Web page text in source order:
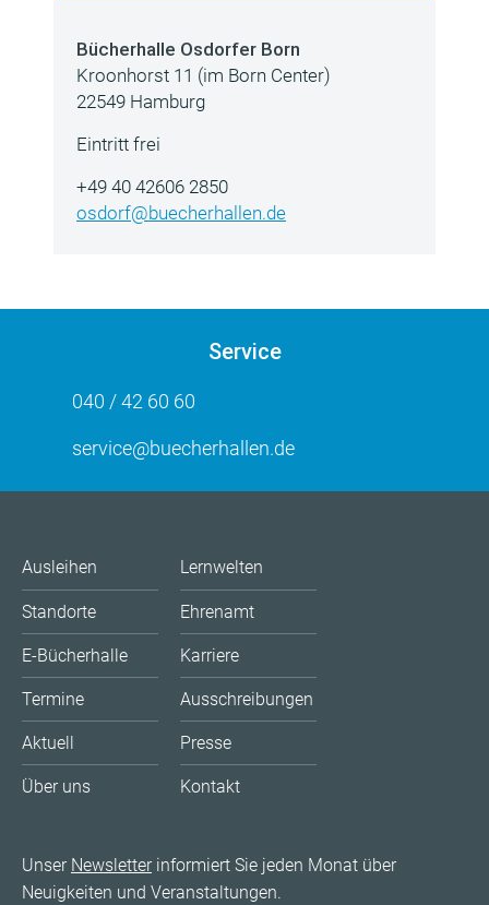
Bücherhalle Osdorfer Born
Kroonhorst 11 (im Born Center)
22549 Hamburg
Eintritt frei
+49 40 42606 2850
osdorf@buecherhallen.de
Service
040 / 42 60 60
service@buecherhallen.de
Ausleihen
Standorte
E-Bücherhalle
Termine
Aktuell
Über uns
Lernwelten
Ehrenamt
Karriere
Ausschreibungen
Presse
Kontakt
Unser Newsletterinformiert Sie jeden Monat über
Neuigkeiten und Veranstaltungen.